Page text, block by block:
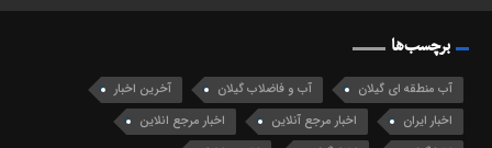
برچسب‌ها
آب منطقه ای گیلان آب و فاضلاب گیلان
آخرین اخبار
اخبار ایران
اخبار مرجع آنلاین
اخبار مرجع انلاین